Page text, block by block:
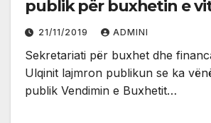
publik për buxhetin e
21/11/2019 ADMINI
Sekretariati për buxhet dhe
Ulqinit lajmron publikun se ka
publik Vendimin e Buxhetit…